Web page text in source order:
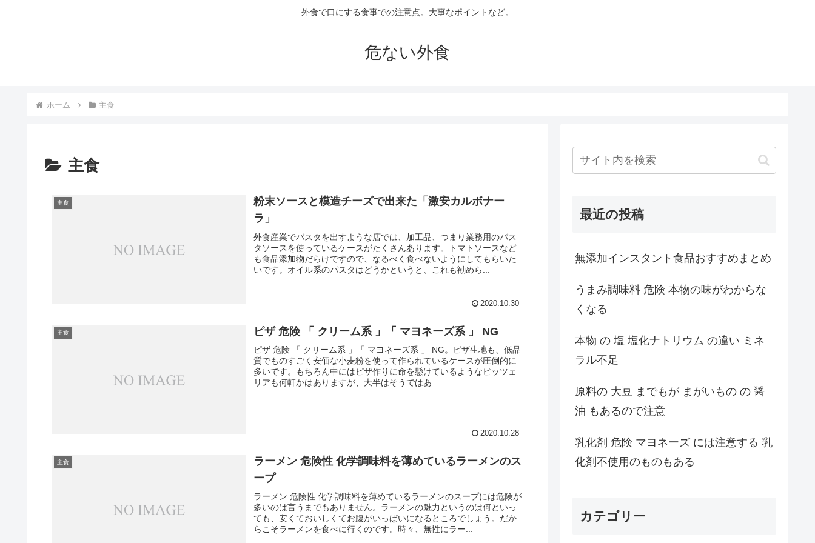
外食で口にする食事での注意点。大事なポイントなど。
危ない外食
ホーム 主食
主食
主食
粉末ソースと模造チーズで出来た「激安カルボナー
ラ」
外食産業でパスタを出すような店では、加工品、つまり業務用のパス
タソースを使っているケースがたくさんあります。トマトソースなど
も食品添加物だらけですので、なるべく食べないようにしてもらいた
いです。オイル系のパスタはどうかというと、これも勧めら...
2020.10.30
主食 ピザ 危険 「 クリーム系 」「 マヨネーズ系 」 NG
ピザ 危険 「 クリーム系 」「 マヨネーズ系 」 NG。ピザ生地も、低品
質でものすごく安価な小麦粉を使って作られているケースが圧倒的に
多いです。もちろん中にはピザ作りに命を懸けているようなピッツェ
リアも何軒かはありますが、大半はそうではあ...
2020.10.28
主食
ラーメン 危険性 化学調味料を薄めているラーメンのス
ープ
ラーメン 危険性 化学調味料を薄めているラーメンのスープには危険が
多いのは言うまでもありません。ラーメンの魅力というのは何といっ
ても、安くておいしくてお腹がいっぱいになるところでしょう。だか
らこそラーメンを食べに行くのです。時々、無性にラー...
最近の投稿
無添加インスタント食品おすすめまとめ
うまみ調味料 危険 本物の味がわからな
くなる
本物 の 塩 塩化ナトリウム の違い ミネ
ラル不足
原料の 大豆 までもが まがいもの の 醤
油 もあるので注意
乳化剤 危険 マヨネーズ には注意する 乳
化剤不使用のものもある
カテゴリー